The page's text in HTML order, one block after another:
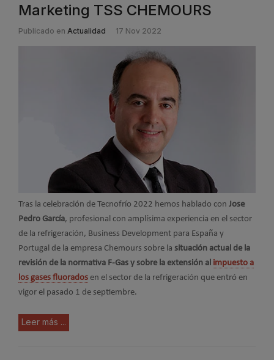
Marketing TSS CHEMOURS
Publicado en Actualidad 17 Nov 2022
Tras la celebración de Tecnofrío 2022 hemos hablado con Jose
Pedro García, profesional con amplísima experiencia en el sector
de la refrigeración, Business Development para España y
Portugal de la empresa Chemours sobre la situación actual de la
revisión de la normativa F-Gas y sobre la extensión al impuesto a
los gases fluorados en el sector de la refrigeración que entró en
vigor el pasado 1 de septiembre.
Leer más ...